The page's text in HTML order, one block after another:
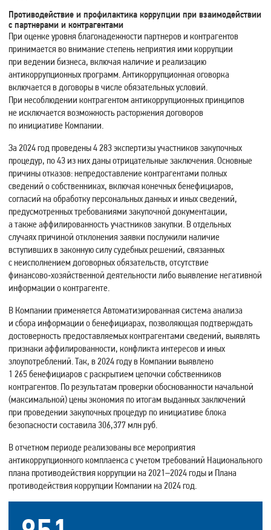
Противодействие и профилактика коррупции при взаимодействии
с партнерами и контрагентами
При оценке уровня благонадежности партнеров и контрагентов
принимается во внимание степень неприятия ими коррупции
при ведении бизнеса, включая наличие и реализацию
антикоррупционных программ. Антикоррупционная оговорка
включается в договоры в числе обязательных условий.
При несоблюдении контрагентом антикоррупционных принципов
не исключается возможность расторжения договоров
по инициативе Компании.
За 2024 год проведены 4 283 экспертизы участников закупочных
процедур, по 43 из них даны отрицательные заключения. Основные
причины отказов: непредоставление контрагентами полных
сведений о собственниках, включая конечных бенефициаров,
согласий на обработку персональных данных и иных сведений,
предусмотренных требованиями закупочной документации,
а также аффилированность участников закупки. В отдельных
случаях причиной отклонения заявки послужили наличие
вступивших в законную силу судебных решений, связанных
с неисполнением договорных обязательств, отсутствие
финансово‑хозяйственной деятельности либо выявление негативной
информации о контрагенте.
В Компании применяется Автоматизированная система анализа
и сбора информации о бенефициарах, позволяющая подтверждать
достоверность предоставляемых контрагентами сведений, выявлять
признаки аффилированности, конфликта интересов и иных
злоупотреблений. Так, в 2024 году в Компании выявлено
1 265 бенефициаров с раскрытием цепочки собственников
контрагентов. По результатам проверки обоснованности начальной
(максимальной) цены экономия по итогам выданных заключений
при проведении закупочных процедур по инициативе блока
безопасности составила 306,377 млн руб.
В отчетном периоде реализованы все мероприятия
антикоррупционного комплаенса с учетом требований Национального
плана противодействия коррупции на 2021–2024 годы и Плана
противодействия коррупции Компании на 2024 год.